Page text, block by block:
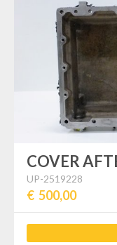
COVER
UP-2519228
€ 500,00